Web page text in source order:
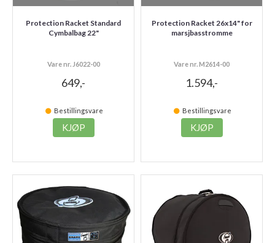
Protection Racket Standard
Cymbalbag 22"
Vare nr. J6022-00
649,-
Bestillingsvare
KJØP
Protection Racket 26x14" for
marsjbasstromme
Vare nr. M2614-00
1.594,-
Bestillingsvare
KJØP